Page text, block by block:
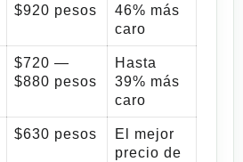
$920 pesos
46% más
caro
$720 —
$880 pesos
Hasta
39% más
caro
$630 pesos
El mejor
precio de